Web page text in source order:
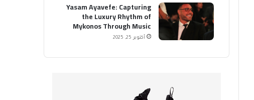
Yasam Ayavefe: Capturing
the Luxury Rhythm of
Mykonos Through Music
أكتوبر 25, 2025